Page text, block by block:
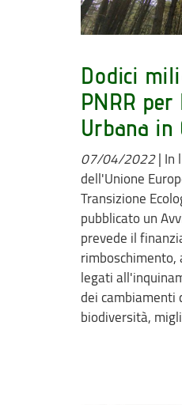
Dodici
PNRR
Urbana in
07/04/2022| In
dell'Unione
Transizione
pubblicato un
prevede il
legati
dei cambiamenti
biodiversità,